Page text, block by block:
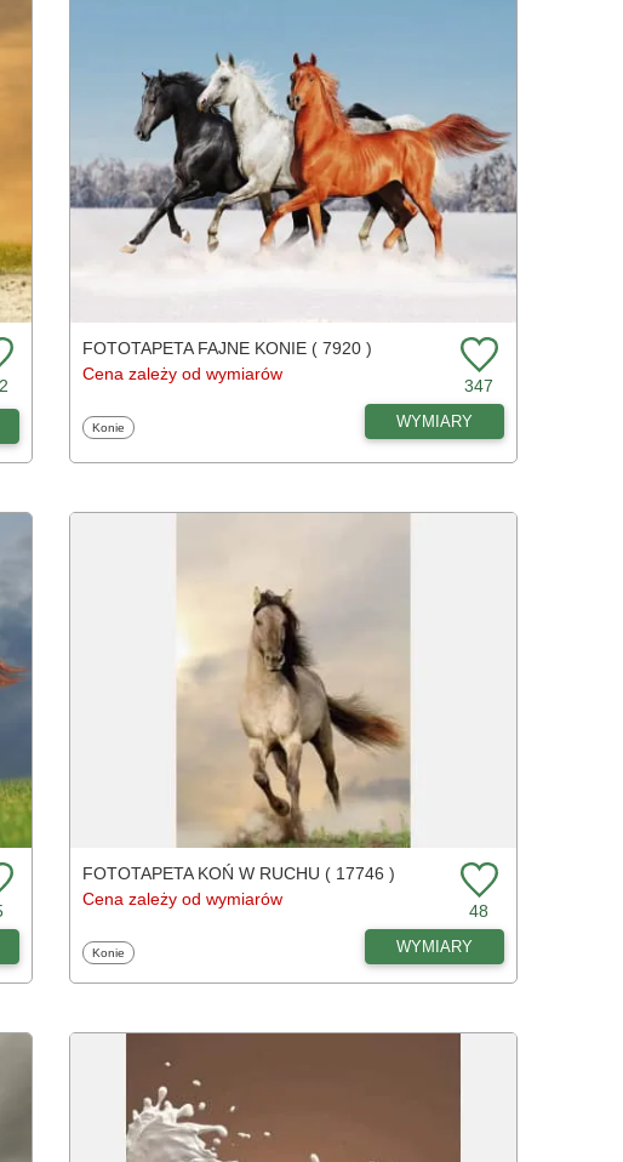
FOTOTAPETA FAJNE KONIE ( 7920 )
Cena zależy od wymiarów
347
Fototapety
Konie WYMIARY
FOTOTAPETA KOŃ W RUCHU ( 17746 )
Cena zależy od wymiarów
48
Fototapety
Konie WYMIARY